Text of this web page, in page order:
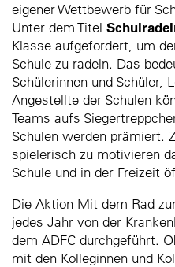
eigener Wettbewerb für
Unter dem Titel
Klasse aufgefordert, um
Schule zu radeln. Das
Schülerinnen und Schüler,
Angestellte der Schulen
Teams aufs
Schulen werden prämiert.
spielerisch zu motivieren
Schule und in der Freizeit
Die Aktion Mit dem Rad
jedes Jahr von der
dem ADFC durchgeführt.
mit den Kolleginnen und